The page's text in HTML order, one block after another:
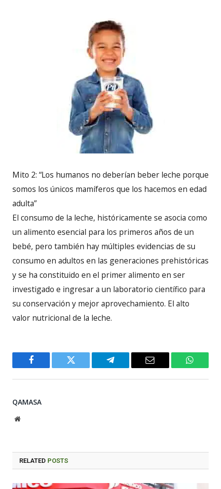
Mito 2: “Los humanos no deberían beber leche porque
somos los únicos mamíferos que los hacemos en edad
adulta”
El consumo de la leche, históricamente se asocia como
un alimento esencial para los primeros años de un
bebé, pero también hay múltiples evidencias de su
consumo en adultos en las generaciones prehistóricas
y se ha constituido en el primer alimento en ser
investigado e ingresar a un laboratorio científico para
su conservación y mejor aprovechamiento. El alto
valor nutricional de la leche.
Facebook Twitter Telegram Email
QAMASA
Website
RELATED POSTS